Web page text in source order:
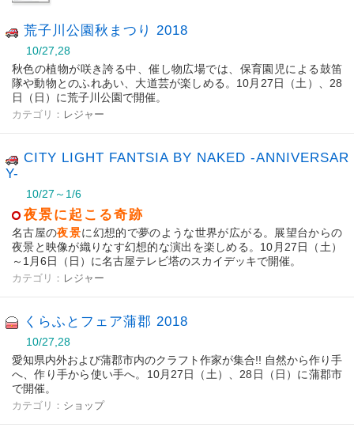
荒子川公園秋まつり 2018
10/27,28
秋色の植物が咲き誇る中、催し物広場では、保育園児による鼓笛
隊や動物とのふれあい、大道芸が楽しめる。10月27日（土）、28
日（日）に荒子川公園で開催。
カテゴリ： レジャー
CITY LIGHT FANTSIA BY NAKED -ANNIVERSAR
Y-
10/27～1/6
夜景に起こる奇跡
名古屋の夜景に幻想的で夢のような世界が広がる。展望台からの
夜景と映像が織りなす幻想的な演出を楽しめる。10月27日（土）
～1月6日（日）に名古屋テレビ塔のスカイデッキで開催。
カテゴリ： レジャー
くらふとフェア蒲郡 2018
10/27,28
愛知県内外および蒲郡市内のクラフト作家が集合!! 自然から作り手
へ、作り手から使い手へ。10月27日（土）、28日（日）に蒲郡市
で開催。
カテゴリ： ショップ